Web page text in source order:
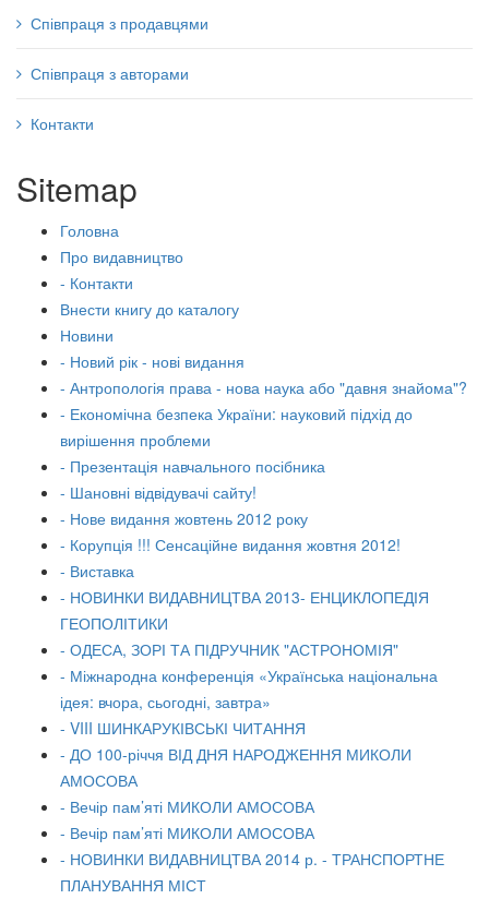
Співпраця з продавцями
Співпраця з авторами
Контакти
Sitemap
Головна
Про видавництво
- Контакти
Внести книгу до каталогу
Новини
- Новий рік - нові видання
- Антропологія права - нова наука або "давня знайома"?
- Економічна безпека України: науковий підхід до
вирішення проблеми
- Презентація навчального посібника
- Шановні відвідувачі сайту!
- Нове видання жовтень 2012 року
- Корупція !!! Сенсаційне видання жовтня 2012!
- Виставка
- НОВИНКИ ВИДАВНИЦТВА 2013- ЕНЦИКЛОПЕДІЯ
ГЕОПОЛІТИКИ
- ОДЕСА, ЗОРІ ТА ПІДРУЧНИК "АСТРОНОМІЯ"
- Міжнародна конференція «Українська національна
ідея: вчора, сьогодні, завтра»
- VIII ШИНКАРУКІВСЬКІ ЧИТАННЯ
- ДО 100-річчя ВІД ДНЯ НАРОДЖЕННЯ МИКОЛИ
АМОСОВА
- Вечір пам’яті МИКОЛИ АМОСОВА
- Вечір пам’яті МИКОЛИ АМОСОВА
- НОВИНКИ ВИДАВНИЦТВА 2014 р. - ТРАНСПОРТНЕ
ПЛАНУВАННЯ МІСТ